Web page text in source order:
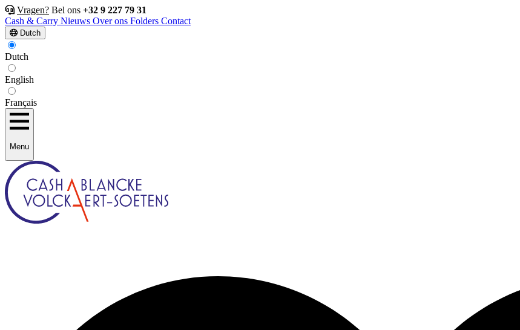
Vragen? Bel ons +32 9 227 79 31
Cash & Carry Nieuws Over ons Folders Contact
Dutch
Dutch
English
Français
Menu